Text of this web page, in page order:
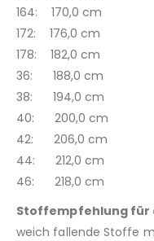
164: 170,0 cm
172: 176,0 cm
178: 182,0 cm
36: 188,0 cm
38: 194,0 cm
40: 200,0 cm
42: 206,0 cm
44: 212,0 cm
46: 218,0 cm
Stoffempfehlung für
weich fallende Stoffe